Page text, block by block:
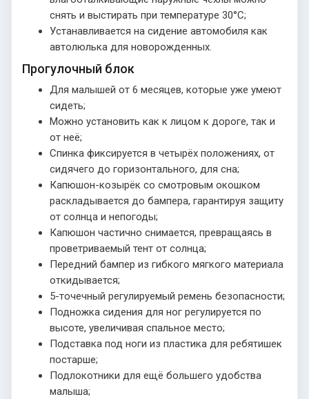
снять и выстирать при температуре 30°С;
Устанавливается на сидение автомобиля как
автолюлька для новорожденных.
Прогулочный блок
Для малышей от 6 месяцев, которые уже умеют
сидеть;
Можно установить как к лицом к дороге, так и
от неё;
Спинка фиксируется в четырёх положениях, от
сидячего до горизонтального, для сна;
Капюшон-козырёк со смотровым окошком
раскладывается до бампера, гарантируя защиту
от солнца и непогоды;
Капюшон частично снимается, превращаясь в
проветриваемый тент от солнца;
Передний бампер из гибкого мягкого материала
откидывается;
5-точечный регулируемый ремень безопасности;
Подножка сидения для ног регулируется по
высоте, увеличивая спальное место;
Подставка под ноги из пластика для ребятишек
постарше;
Подлокотники для ещё большего удобства
малыша;